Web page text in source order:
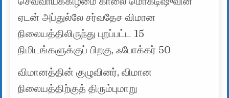
ஏடன் அப்துல்லே சர்வதேச விமான
நிலையத்திலிருந்து புறப்பட்ட 15
நிமிடங்களுக்குப் பிறகு, ஃபோக்கர் 50
விமானத்தின் குழுவினர், விமான
நிலையத்திற்குத் திரும்புமாறு